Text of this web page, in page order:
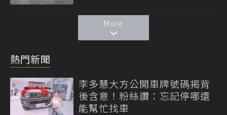
More
熱門新聞
李多慧大方公開車牌號碼揭背
後含意！粉絲讚：忘記停哪還
能幫忙找車